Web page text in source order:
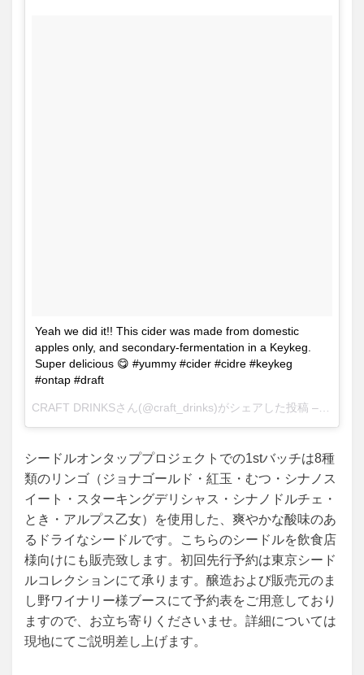
Yeah we did it!! This cider was made from domestic
apples only, and secondary-fermentation in a Keykeg.
Super delicious 😋 #yummy #cider #cidre #keykeg
#ontap #draft
シードルオンタッププロジェクトでの1stバッチは8種
類のリンゴ（ジョナゴールド・紅玉・むつ・シナノス
イート・スターキングデリシャス・シナノドルチェ・
とき・アルプス乙女）を使用した、爽やかな酸味のあ
るドライなシードルです。こちらのシードルを飲食店
様向けにも販売致します。初回先行予約は東京シード
ルコレクションにて承ります。醸造および販売元のま
し野ワイナリー様ブースにて予約表をご用意しており
ますので、お立ち寄りくださいませ。詳細については
現地にてご説明差し上げます。